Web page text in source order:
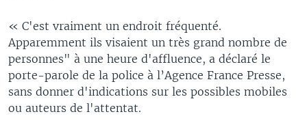
« C'est vraiment un endroit fréquenté.
Apparemment ils visaient un très grand nombre de
personnes" à une heure d'affluence, a déclaré le
porte-parole de la police à l’Agence France Presse,
sans donner d'indications sur les possibles mobiles
ou auteurs de l'attentat.